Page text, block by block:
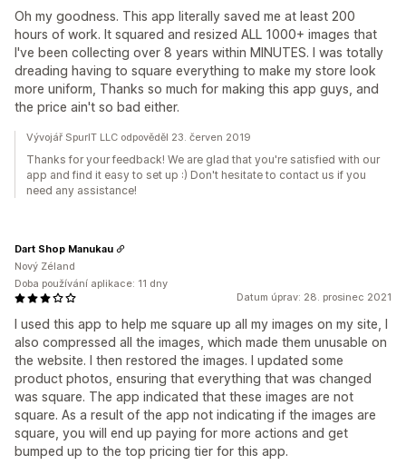
Oh my goodness. This app literally saved me at least 200
hours of work. It squared and resized ALL 1000+ images that
I've been collecting over 8 years within MINUTES. I was totally
dreading having to square everything to make my store look
more uniform, Thanks so much for making this app guys, and
the price ain't so bad either.
Vývojář SpurIT LLC odpověděl 23. červen 2019
Thanks for your feedback! We are glad that you're satisfied with our
app and find it easy to set up :) Don't hesitate to contact us if you
need any assistance!
Datum úprav: 28. prosinec 2021
I used this app to help me square up all my images on my site, I
also compressed all the images, which made them unusable on
the website. I then restored the images. I updated some
product photos, ensuring that everything that was changed
was square. The app indicated that these images are not
square. As a result of the app not indicating if the images are
square, you will end up paying for more actions and get
bumped up to the top pricing tier for this app.
Dart Shop Manukau
Nový Zéland
Doba používání aplikace: 11 dny